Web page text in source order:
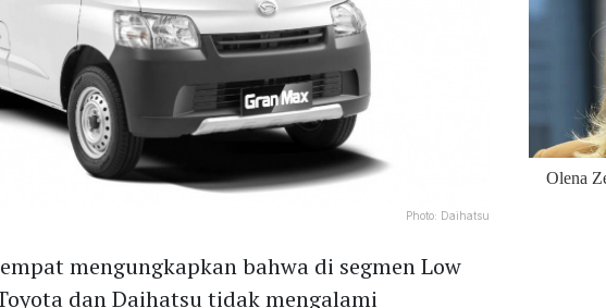
Photo: Daihatsu
mengungkapkan bahwa di segmen Low
dan Daihatsu tidak mengalami